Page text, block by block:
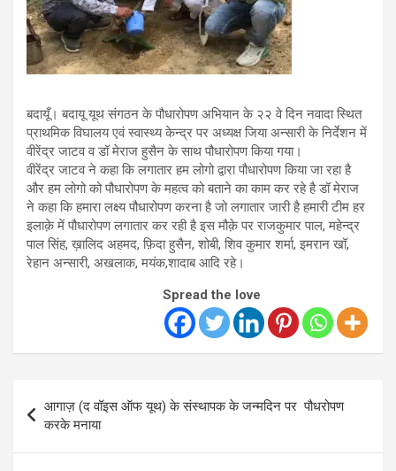
बदायूँ। बदायू यूथ संगठन के पौधारोपण अभियान के २२ वे दिन नवादा स्थित
प्राथमिक विघालय एवं स्वास्थ्य केन्द्र पर अध्यक्ष जिया अन्सारी के निर्देशन में
वीरेंद्र जाटव व डॉ मेराज हुसैन के साथ पौधारोपण किया गया।
वीरेंद्र जाटव ने कहा कि लगातार हम लोगो द्वारा पौधारोपण किया जा रहा है
और हम लोगो को पौधारोपण के महत्व को बताने का काम कर रहे है डॉ मेराज
ने कहा कि हमारा लक्ष्य पौधारोपण करना है जो लगातार जारी है हमारी टीम हर
इलाक़े में पौधारोपण लगातार कर रही है इस मौक़े पर राजकुमार पाल, महेन्द्र
पाल सिंह, ख़ालिद अहमद, फ़िदा हुसैन, शोबी, शिव कुमार शर्मा, इमरान खॉ,
रेहान अन्सारी, अखलाक, मयंक,शादाब आदि रहे।
Spread the love
navigation
आगाज़ (द वॉइस ऑफ यूथ) के संस्थापक के जन्मदिन पर पौधरोपण
करके मनाया